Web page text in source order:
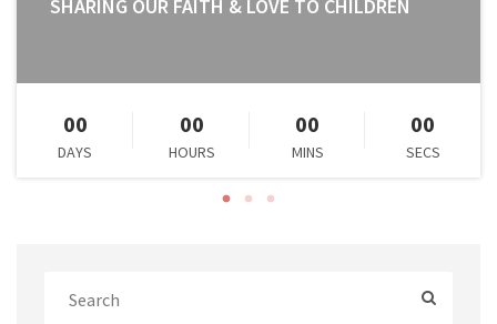
SHARING OUR FAITH & LOVE TO CHILDREN
00
DAYS
00
HOURS
00
MINS
00
SECS